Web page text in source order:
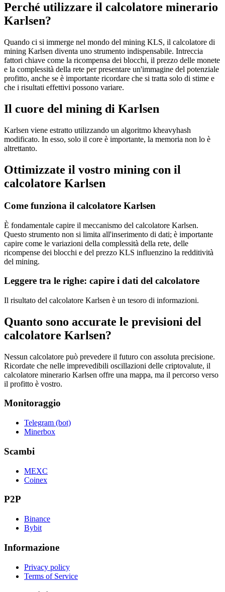
Perché utilizzare il calcolatore minerario
Karlsen?
Quando ci si immerge nel mondo del mining KLS, il calcolatore di
mining Karlsen diventa uno strumento indispensabile. Intreccia
fattori chiave come la ricompensa dei blocchi, il prezzo delle monete
e la complessità della rete per presentare un'immagine del potenziale
profitto, anche se è importante ricordare che si tratta solo di stime e
che i risultati effettivi possono variare.
Il cuore del mining di Karlsen
Karlsen viene estratto utilizzando un algoritmo kheavyhash
modificato. In esso, solo il core è importante, la memoria non lo è
altrettanto.
Ottimizzate il vostro mining con il
calcolatore Karlsen
Come funziona il calcolatore Karlsen
È fondamentale capire il meccanismo del calcolatore Karlsen.
Questo strumento non si limita all'inserimento di dati; è importante
capire come le variazioni della complessità della rete, delle
ricompense dei blocchi e del prezzo KLS influenzino la redditività
del mining.
Leggere tra le righe: capire i dati del calcolatore
Il risultato del calcolatore Karlsen è un tesoro di informazioni.
Quanto sono accurate le previsioni del
calcolatore Karlsen?
Nessun calcolatore può prevedere il futuro con assoluta precisione.
Ricordate che nelle imprevedibili oscillazioni delle criptovalute, il
calcolatore minerario Karlsen offre una mappa, ma il percorso verso
il profitto è vostro.
Monitoraggio
Telegram (bot)
Minerbox
Scambi
MEXC
Coinex
P2P
Binance
Bybit
Informazione
Privacy policy
Terms of Service